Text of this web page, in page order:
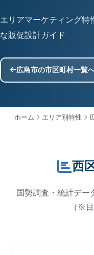
エリアマーケティング特
な販促設計ガイド
広島市の市区町村一覧
ホーム エリア別特性
西
国勢調査・統計デー
（※